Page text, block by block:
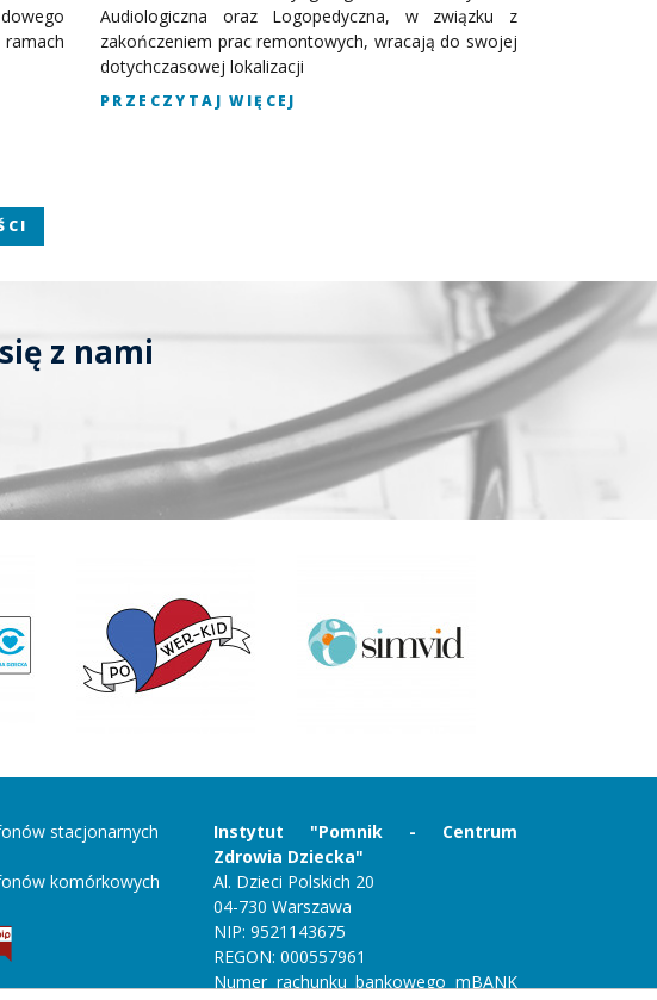
Audiologiczna oraz Logopedyczna, w związku z
zakończeniem prac remontowych, wracają do swojej
dotychczasowej lokalizacji
PRZECZYTAJ WIĘCEJ
z nami
stacjonarnych
komórkowych
Instytut "Pomnik - Centrum
Zdrowia Dziecka"
Al. Dzieci Polskich 20
04-730 Warszawa
NIP: 9521143675
REGON: 000557961
Numer rachunku bankowego mBANK